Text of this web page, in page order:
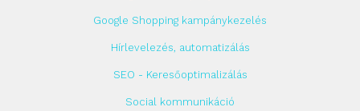
Google Shopping kampánykezelés
Hírlevelezés, automatizálás
SEO - Keresőoptimalizálás
Social kommunikáció